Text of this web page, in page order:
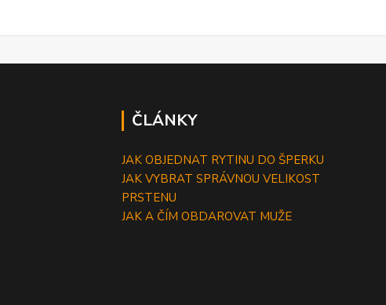
ČLÁNKY
JAK OBJEDNAT RYTINU DO ŠPERKU
JAK VYBRAT SPRÁVNOU VELIKOST
PRSTENU
JAK A ČÍM OBDAROVAT MUŽE